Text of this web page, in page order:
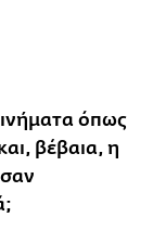
όπως
βέβαια, η